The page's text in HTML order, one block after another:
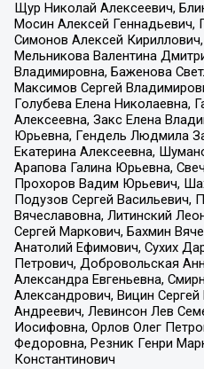
Щур Николай Алексеевич,
Мосин Алексей Геннадьевич,
Симонов Алексей
Мельникова Валентина
Владимировна, Баженова
Максимов Сергей
Голубева Елена Николаевна,
Алексеевна, Закс Елена
Юрьевна, Гендель Людмила
Екатерина Алексеевна,
Арапова Галина Юрьевна,
Прохоров Вадим Юрьевич,
Подузов Сергей Васильевич,
Вячеславовна, Литинский
Сергей Маркович, Бахмин
Анатолий Ефимович, Сухих
Петрович, Добровольская
Александра Евгеньевна,
Александрович, Вицин
Андреевич, Левинсон Лев
Иосифовна, Орлов Олег
Федоровна, Резник Генри
Константинович